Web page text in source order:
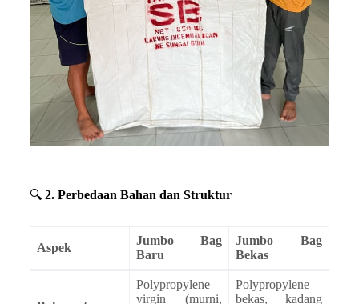
🔍 2. Perbedaan Bahan dan Struktur
Aspek
Jumbo Bag
Baru
Jumbo Bag
Bekas
Polypropylene
virgin (murni,
Polypropylene
bekas, kadang